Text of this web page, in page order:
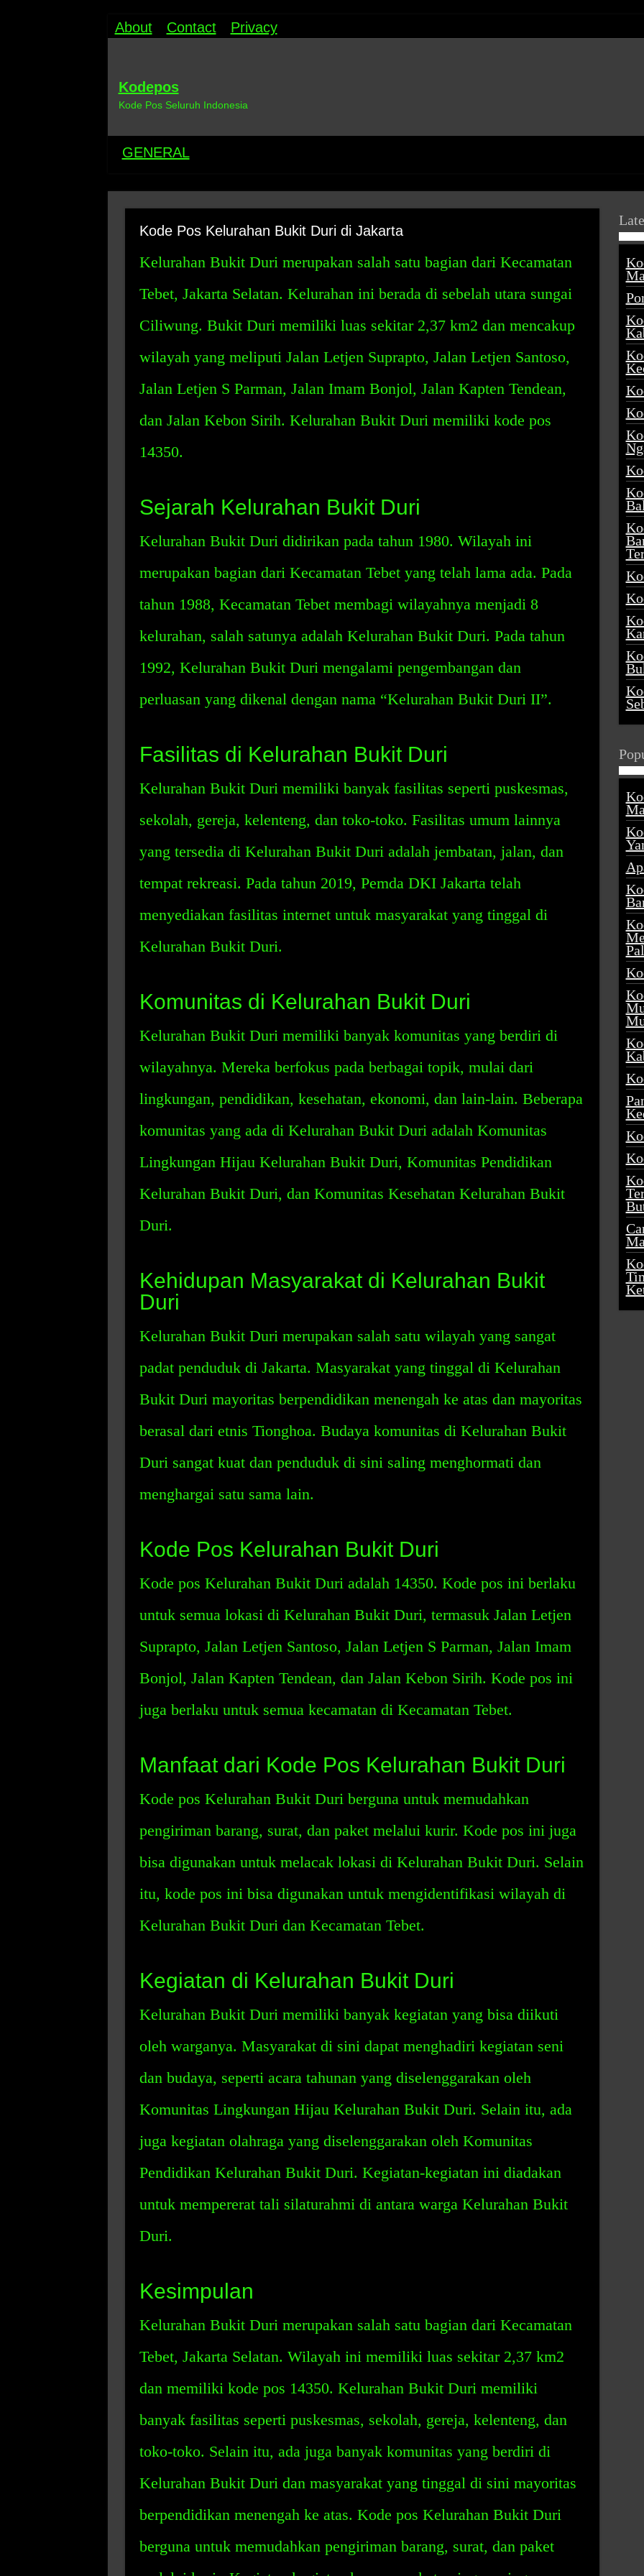
About Contact Privacy
Kodepos
Kode Pos Seluruh Indonesia
GENERAL
Kode Pos Kelurahan Bukit Duri di Jakarta
Kelurahan Bukit Duri merupakan salah satu bagian dari Kecamatan
Tebet, Jakarta Selatan. Kelurahan ini berada di sebelah utara sungai
Ciliwung. Bukit Duri memiliki luas sekitar 2,37 km2 dan mencakup
wilayah yang meliputi Jalan Letjen Suprapto, Jalan Letjen Santoso,
Jalan Letjen S Parman, Jalan Imam Bonjol, Jalan Kapten Tendean,
dan Jalan Kebon Sirih. Kelurahan Bukit Duri memiliki kode pos
14350.
Sejarah Kelurahan Bukit Duri
Kelurahan Bukit Duri didirikan pada tahun 1980. Wilayah ini
merupakan bagian dari Kecamatan Tebet yang telah lama ada. Pada
tahun 1988, Kecamatan Tebet membagi wilayahnya menjadi 8
kelurahan, salah satunya adalah Kelurahan Bukit Duri. Pada tahun
1992, Kelurahan Bukit Duri mengalami pengembangan dan
perluasan yang dikenal dengan nama “Kelurahan Bukit Duri II”.
Fasilitas di Kelurahan Bukit Duri
Kelurahan Bukit Duri memiliki banyak fasilitas seperti puskesmas,
sekolah, gereja, kelenteng, dan toko-toko. Fasilitas umum lainnya
yang tersedia di Kelurahan Bukit Duri adalah jembatan, jalan, dan
tempat rekreasi. Pada tahun 2019, Pemda DKI Jakarta telah
menyediakan fasilitas internet untuk masyarakat yang tinggal di
Kelurahan Bukit Duri.
Komunitas di Kelurahan Bukit Duri
Kelurahan Bukit Duri memiliki banyak komunitas yang berdiri di
wilayahnya. Mereka berfokus pada berbagai topik, mulai dari
lingkungan, pendidikan, kesehatan, ekonomi, dan lain-lain. Beberapa
komunitas yang ada di Kelurahan Bukit Duri adalah Komunitas
Lingkungan Hijau Kelurahan Bukit Duri, Komunitas Pendidikan
Kelurahan Bukit Duri, dan Komunitas Kesehatan Kelurahan Bukit
Duri.
Kehidupan Masyarakat di Kelurahan Bukit
Duri
Kelurahan Bukit Duri merupakan salah satu wilayah yang sangat
padat penduduk di Jakarta. Masyarakat yang tinggal di Kelurahan
Bukit Duri mayoritas berpendidikan menengah ke atas dan mayoritas
berasal dari etnis Tionghoa. Budaya komunitas di Kelurahan Bukit
Duri sangat kuat dan penduduk di sini saling menghormati dan
menghargai satu sama lain.
Kode Pos Kelurahan Bukit Duri
Kode pos Kelurahan Bukit Duri adalah 14350. Kode pos ini berlaku
untuk semua lokasi di Kelurahan Bukit Duri, termasuk Jalan Letjen
Suprapto, Jalan Letjen Santoso, Jalan Letjen S Parman, Jalan Imam
Bonjol, Jalan Kapten Tendean, dan Jalan Kebon Sirih. Kode pos ini
juga berlaku untuk semua kecamatan di Kecamatan Tebet.
Manfaat dari Kode Pos Kelurahan Bukit Duri
Kode pos Kelurahan Bukit Duri berguna untuk memudahkan
pengiriman barang, surat, dan paket melalui kurir. Kode pos ini juga
bisa digunakan untuk melacak lokasi di Kelurahan Bukit Duri. Selain
itu, kode pos ini bisa digunakan untuk mengidentifikasi wilayah di
Kelurahan Bukit Duri dan Kecamatan Tebet.
Kegiatan di Kelurahan Bukit Duri
Kelurahan Bukit Duri memiliki banyak kegiatan yang bisa diikuti
oleh warganya. Masyarakat di sini dapat menghadiri kegiatan seni
dan budaya, seperti acara tahunan yang diselenggarakan oleh
Komunitas Lingkungan Hijau Kelurahan Bukit Duri. Selain itu, ada
juga kegiatan olahraga yang diselenggarakan oleh Komunitas
Pendidikan Kelurahan Bukit Duri. Kegiatan-kegiatan ini diadakan
untuk mempererat tali silaturahmi di antara warga Kelurahan Bukit
Duri.
Kesimpulan
Kelurahan Bukit Duri merupakan salah satu bagian dari Kecamatan
Tebet, Jakarta Selatan. Wilayah ini memiliki luas sekitar 2,37 km2
dan memiliki kode pos 14350. Kelurahan Bukit Duri memiliki
banyak fasilitas seperti puskesmas, sekolah, gereja, kelenteng, dan
toko-toko. Selain itu, ada juga banyak komunitas yang berdiri di
Kelurahan Bukit Duri dan masyarakat yang tinggal di sini mayoritas
berpendidikan menengah ke atas. Kode pos Kelurahan Bukit Duri
berguna untuk memudahkan pengiriman barang, surat, dan paket